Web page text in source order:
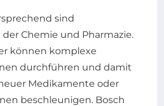
sind
Chemie und Pharmazie.
können komplexe
durchführen und damit
Medikamente oder
beschleunigen. Bosch